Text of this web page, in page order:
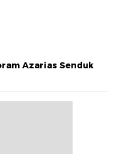
Azarias Senduk